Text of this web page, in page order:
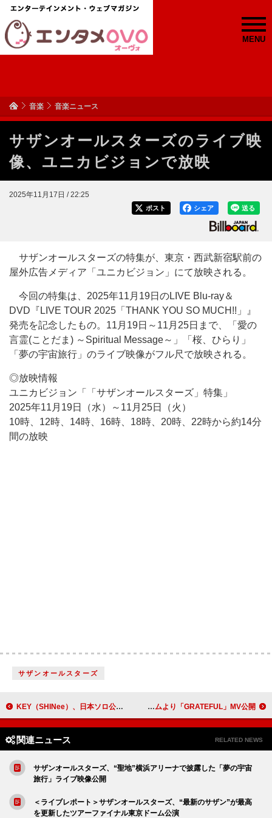
MENU
音楽 音楽ニュース
サザンオールスターズのライブ映
像、ユニカビジョンで放映
2025年11月17日 / 22:25
送る
シェア
ポスト
サザンオールスターズの特集が、東京・西武新宿駅前の
屋外広告メディア「ユニカビジョン」にて放映される。
今回の特集は、2025年11月19日のLIVE Blu-ray＆
DVD『LIVE TOUR 2025「THANK YOU SO MUCH!!」』
発売を記念したもの。11月19日～11月25日まで、「愛の
言霊(ことだま) ～Spiritual Message～」「桜、ひらり」
「夢の宇宙旅行」のライブ映像がフル尺で放映される。
◎放映情報
ユニカビジョン「「サザンオールスターズ」特集」
2025年11月19日（水）～11月25日（火）
10時、12時、14時、16時、18時、20時、22時から約14分
間の放映
サザンオールスターズ
KEY（SHINee）、日本ソロ公演を前に4日連続で過去開催【KEY LAND】配信決定 TENDRE、ニューアルバムより「GRATEFUL」MV公開
関連ニュース RELATED NEWS
サザンオールスターズ、“聖地”横浜アリーナで披露した「夢の宇宙
旅行」ライブ映像公開
＜ライブレポート＞サザンオールスターズ、“最新のサザン”が最高
を更新したツアーファイナル東京ドーム公演